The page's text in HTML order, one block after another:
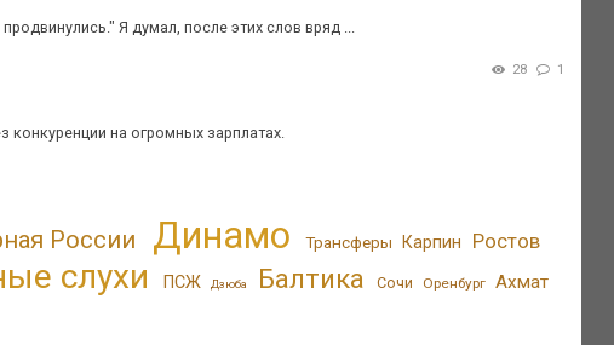
Я думал, после этих слов вряд ...
28 1
на огромных зарплатах.
России Динамо Трансферы Карпин Ростов
слухи ПСЖ Дзюба Балтика Сочи Оренбург Ахмат